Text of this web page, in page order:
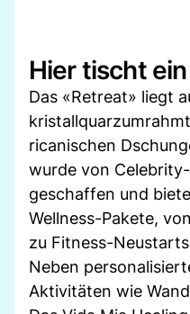
Hier tischt
Das «Retreat» liegt
ricanischen
wurde von
geschaffen und
Wellness-Pakete,
zu Fitness-
Neben
Aktivitäten wie